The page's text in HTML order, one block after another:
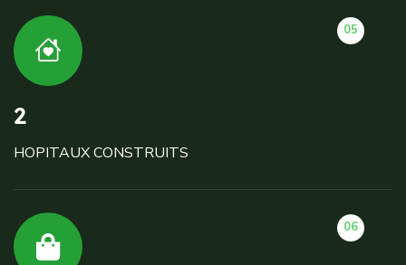
05
2
HOPITAUX CONSTRUITS
06